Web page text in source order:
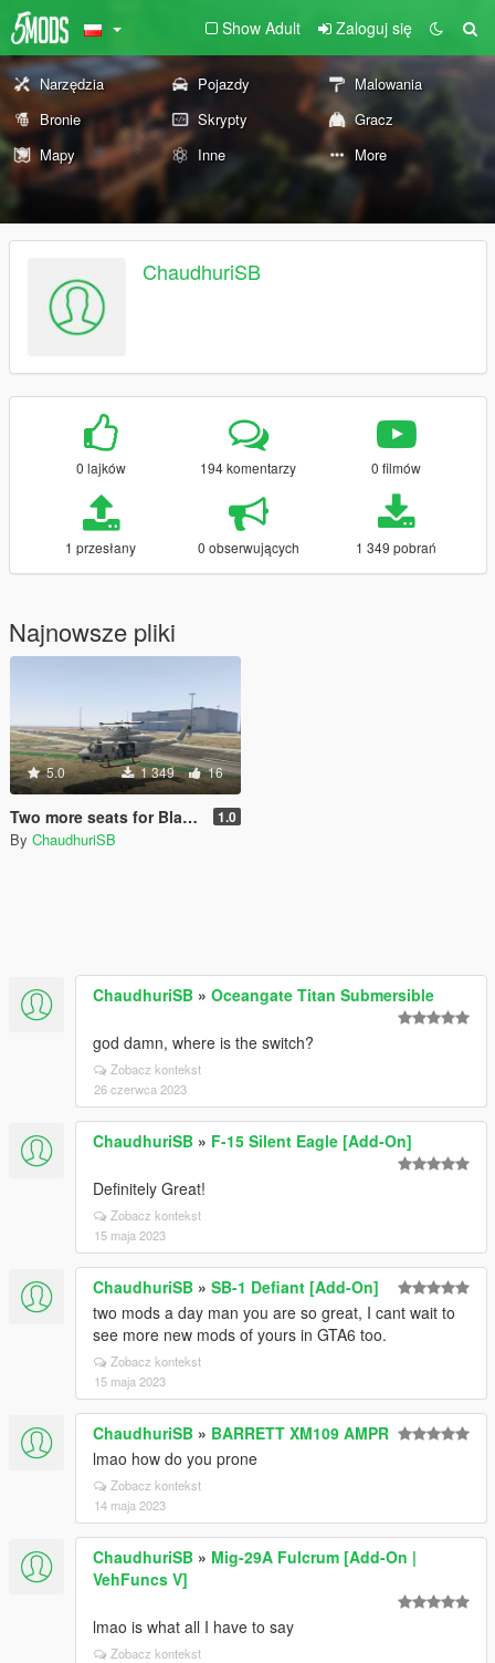
Show Adult Zaloguj się
Narzędzia Pojazdy
Malowania
Bronie
Skrypty
Gracz
Mapy
Inne More
ChaudhuriSB
0 lajków 194 komentarzy 0 filmów
1 przesłany 0 obserwujących 1 349 pobrań
Najnowsze pliki
5.0 1 349 16
Two more seats for Blackhawk 1.0
By ChaudhuriSB
ChaudhuriSB » Oceangate Titan Submersible
god damn, where is the switch?
Zobacz kontekst
26 czerwca 2023
ChaudhuriSB » F-15 Silent Eagle [Add-On]
Definitely Great!
Zobacz kontekst
15 maja 2023
ChaudhuriSB » SB-1 Defiant [Add-On]
two mods a day man you are so great, I cant wait to
see more new mods of yours in GTA6 too.
Zobacz kontekst
15 maja 2023
ChaudhuriSB » BARRETT XM109 AMPR
lmao how do you prone
Zobacz kontekst
14 maja 2023
ChaudhuriSB » Mig-29A Fulcrum [Add-On |
VehFuncs V]
lmao is what all I have to say
Zobacz kontekst